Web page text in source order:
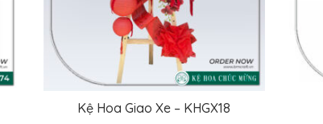
ĐỌC TIẾP
Kệ Hoa Giao Xe – KHGX18